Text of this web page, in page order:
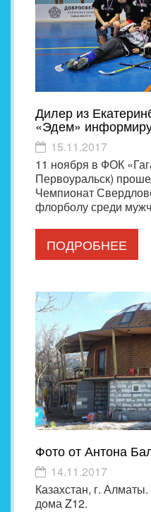
Дилер из
«Эдем»
15.11.2017
11 ноября в ФОК
Первоуральск)
Чемпионат
флорболу среди
ПОДРОБНЕЕ
Фото от Антона
14.11.2017
Казахстан, г.
дома Z12.